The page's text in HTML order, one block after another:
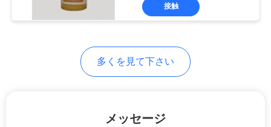
図
薬のびん箱
接触
多くを見て下さい
メッセージ